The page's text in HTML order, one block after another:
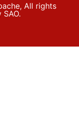
All rights